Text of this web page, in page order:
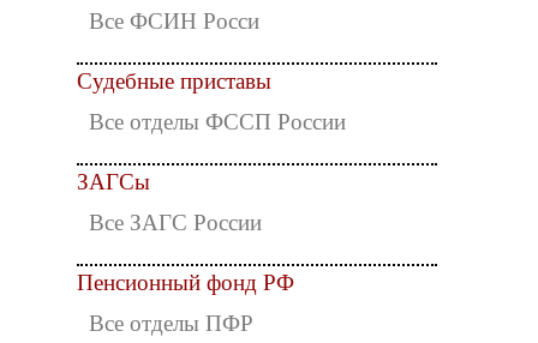
Все ФСИН Росси
Судебные приставы
Все отделы ФССП России
ЗАГСы
Все ЗАГС России
Пенсионный фонд РФ
Все отделы ПФР